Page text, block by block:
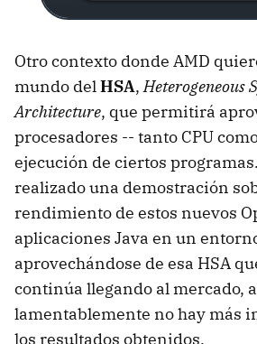
Otro contexto donde AMD
mundo delHSA,Heterogeneous
Architecture, que permitirá
procesadores -- tanto CPU
ejecución de ciertos
realizado una demostración
rendimiento de estos nuevos
aplicaciones Java en un
aprovechándose de esa HSA
continúa llegando al mercado,
lamentablemente no hay más
los resultados obtenidos.